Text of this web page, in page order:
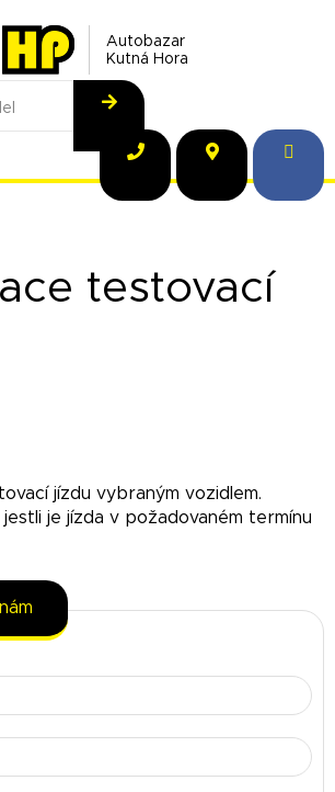
Autobazar
Kutná Hora
testovací
jízdu vybraným vozidlem.
je jízda v požadovaném termínu